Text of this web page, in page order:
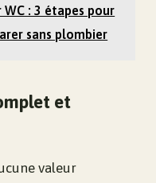
: 3 étapes pour
sans plombier
et
valeur